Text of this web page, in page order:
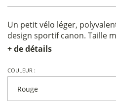
Un petit vélo léger,
design sportif canon. Taille
+ de détails
COULEUR :